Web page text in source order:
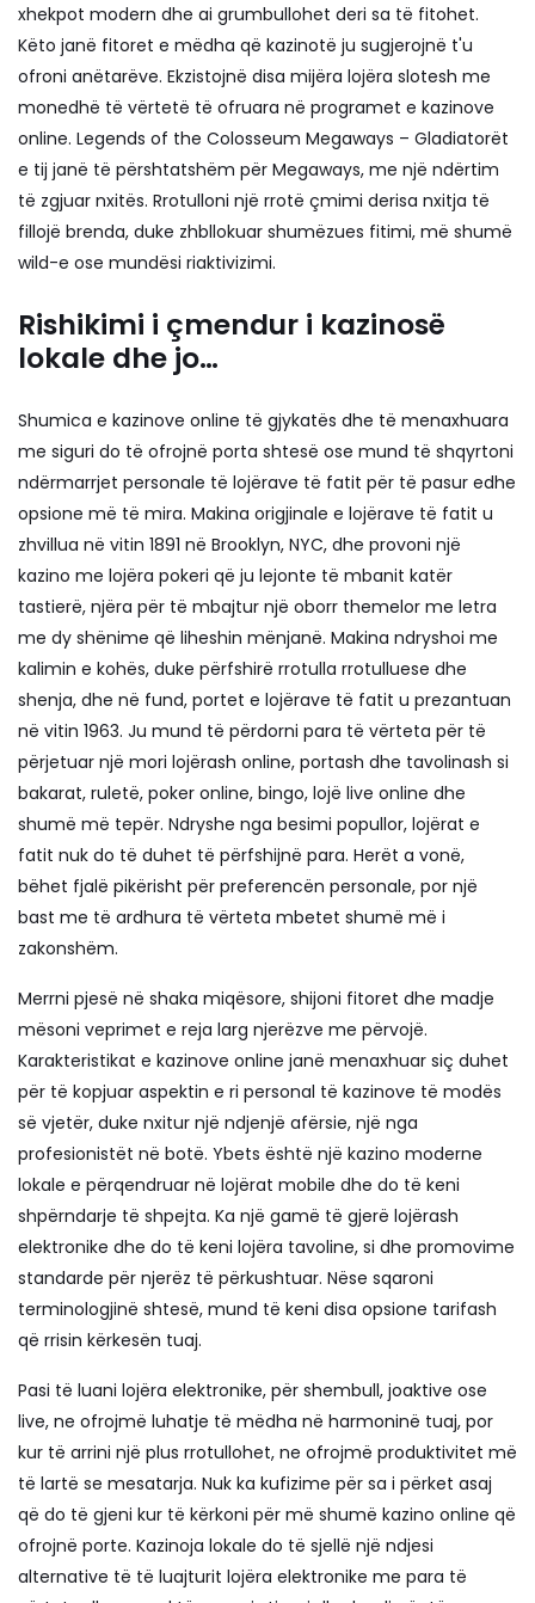
xhekpot modern dhe ai grumbullohet deri sa të fitohet.
Këto janë fitoret e mëdha që kazinotë ju sugjerojnë t'u
ofroni anëtarëve. Ekzistojnë disa mijëra lojëra slotesh me
monedhë të vërtetë të ofruara në programet e kazinove
online. Legends of the Colosseum Megaways – Gladiatorët
e tij janë të përshtatshëm për Megaways, me një ndërtim
të zgjuar nxitës. Rrotulloni një rrotë çmimi derisa nxitja të
fillojë brenda, duke zhbllokuar shumëzues fitimi, më shumë
wild-e ose mundësi riaktivizimi.
Rishikimi i çmendur i kazinosë
lokale dhe jo…
Shumica e kazinove online të gjykatës dhe të menaxhuara
me siguri do të ofrojnë porta shtesë ose mund të shqyrtoni
ndërmarrjet personale të lojërave të fatit për të pasur edhe
opsione më të mira. Makina origjinale e lojërave të fatit u
zhvillua në vitin 1891 në Brooklyn, NYC, dhe provoni një
kazino me lojëra pokeri që ju lejonte të mbanit katër
tastierë, njëra për të mbajtur një oborr themelor me letra
me dy shënime që liheshin mënjanë. Makina ndryshoi me
kalimin e kohës, duke përfshirë rrotulla rrotulluese dhe
shenja, dhe në fund, portet e lojërave të fatit u prezantuan
në vitin 1963. Ju mund të përdorni para të vërteta për të
përjetuar një mori lojërash online, portash dhe tavolinash si
bakarat, ruletë, poker online, bingo, lojë live online dhe
shumë më tepër. Ndryshe nga besimi popullor, lojërat e
fatit nuk do të duhet të përfshijnë para. Herët a vonë,
bëhet fjalë pikërisht për preferencën personale, por një
bast me të ardhura të vërteta mbetet shumë më i
zakonshëm.
Merrni pjesë në shaka miqësore, shijoni fitoret dhe madje
mësoni veprimet e reja larg njerëzve me përvojë.
Karakteristikat e kazinove online janë menaxhuar siç duhet
për të kopjuar aspektin e ri personal të kazinove të modës
së vjetër, duke nxitur një ndjenjë afërsie, një nga
profesionistët në botë. Ybets është një kazino moderne
lokale e përqendruar në lojërat mobile dhe do të keni
shpërndarje të shpejta. Ka një gamë të gjerë lojërash
elektronike dhe do të keni lojëra tavoline, si dhe promovime
standarde për njerëz të përkushtuar. Nëse sqaroni
terminologjinë shtesë, mund të keni disa opsione tarifash
që rrisin kërkesën tuaj.
Pasi të luani lojëra elektronike, për shembull, joaktive ose
live, ne ofrojmë luhatje të mëdha në harmoninë tuaj, por
kur të arrini një plus rrotullohet, ne ofrojmë produktivitet më
të lartë se mesatarja. Nuk ka kufizime për sa i përket asaj
që do të gjeni kur të kërkoni për më shumë kazino online që
ofrojnë porte. Kazinoja lokale do të sjellë një ndjesi
alternative të të luajturit lojëra elektronike me para të